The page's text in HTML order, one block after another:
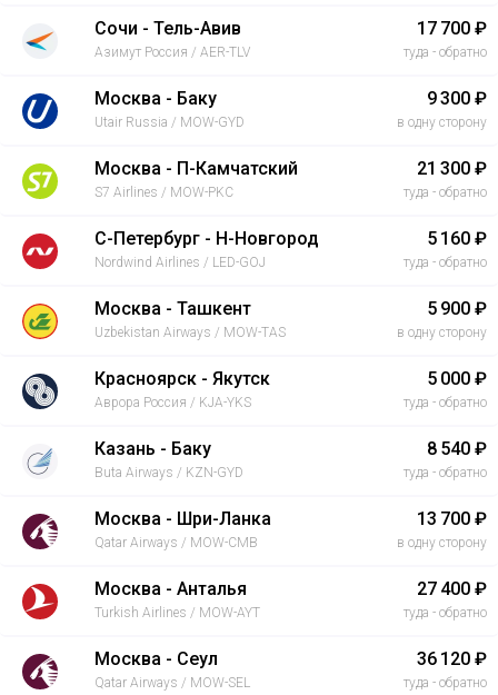
Сочи - Тель-Авив
Азимут Россия / AER-TLV
17 700 ₽
туда - обратно
Москва - Баку
Utair Russia / MOW-GYD
9 300 ₽
в одну сторону
Москва - П-Камчатский
S7 Airlines / MOW-PKC
21 300 ₽
туда - обратно
С-Петербург - Н-Новгород
Nordwind Airlines / LED-GOJ
5 160 ₽
туда - обратно
Москва - Ташкент
Uzbekistan Airways / MOW-TAS
5 900 ₽
в одну сторону
Красноярск - Якутск
Аврора Россия / KJA-YKS
5 000 ₽
туда - обратно
Казань - Баку
Buta Airways / KZN-GYD
8 540 ₽
туда - обратно
Москва - Шри-Ланка
Qatar Airways / MOW-CMB
13 700 ₽
в одну сторону
Москва - Анталья
Turkish Airlines / MOW-AYT
27 400 ₽
туда - обратно
Москва - Сеул
Qatar Airways / MOW-SEL
36 120 ₽
туда - обратно